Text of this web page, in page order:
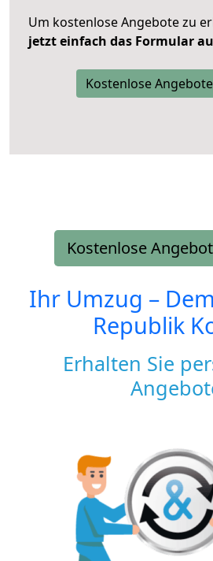
Um kostenlose Angebote zu
jetzt einfach das Formular
Kostenlose
Kostenlose
Ihr Umzug –
Republik
Erhalten Sie